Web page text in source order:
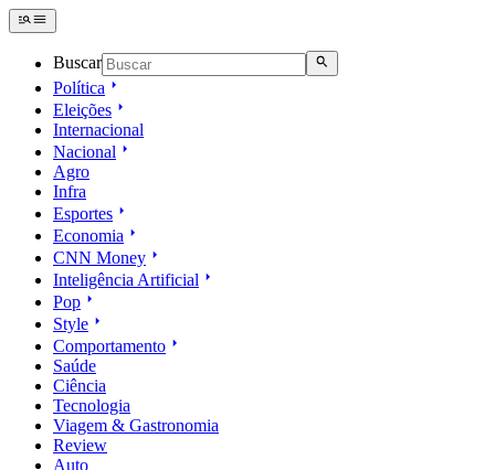
Buscar
Política
Eleições
Internacional
Nacional
Agro
Infra
Esportes
Economia
CNN Money
Inteligência Artificial
Pop
Style
Comportamento
Saúde
Ciência
Tecnologia
Viagem & Gastronomia
Review
Auto